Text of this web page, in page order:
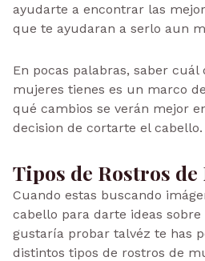
ayudarte a encontrar las
que te ayudaran a serlo aun
En pocas palabras, saber cuál
mujeres tienes es un marco
qué cambios se verán mejor
decision de cortarte el cabello.
Tipos de Rostros
Cuando estas buscando
cabello para darte ideas
gustaría probar talvéz te has
distintos tipos de rostros de